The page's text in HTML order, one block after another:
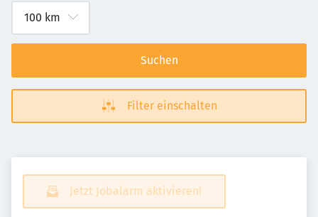
Suchen
Filter einschalten
Jetzt Jobalarm aktivieren!